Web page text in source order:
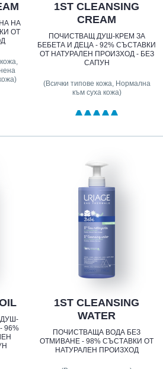
НА
ОТ
1ST CLEANSING
CREAM
ПОЧИСТВАЩ ДУШ-КРЕМ ЗА
БЕБЕТА И ДЕЦА - 92% СЪСТАВКИ
ОТ НАТУРАЛЕН ПРОИЗХОД - БЕЗ
САПУН
(Всички типове кожа, Нормална
към суха кожа)
96%
1ST CLEANSING
WATER
ПОЧИСТВАЩА ВОДА БЕЗ
ОТМИВАНЕ - 98% СЪСТАВКИ ОТ
НАТУРАЛЕН ПРОИЗХОД